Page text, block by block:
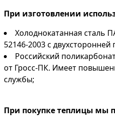
При изготовлении
Холоднокатанная сталь
52146-2003 с
Российский
от Гросс-ПК. Имеет
службы;
При покупке теплицы мы